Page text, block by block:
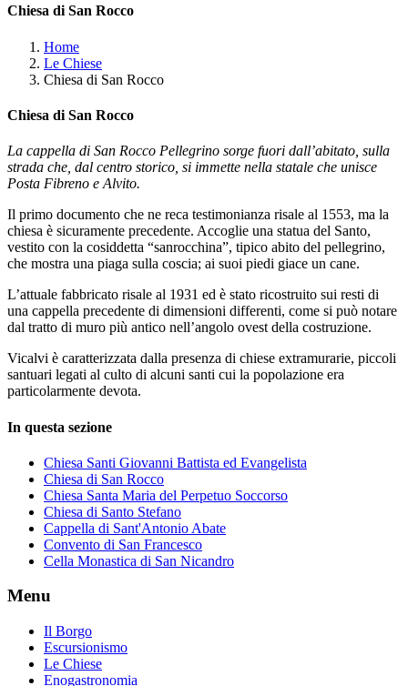
Chiesa di San Rocco
Home
Le Chiese
Chiesa di San Rocco
Chiesa di San Rocco
La cappella di San Rocco Pellegrino sorge fuori dall’abitato, sulla
strada che, dal centro storico, si immette nella statale che unisce
Posta Fibreno e Alvito.
Il primo documento che ne reca testimonianza risale al 1553, ma la
chiesa è sicuramente precedente. Accoglie una statua del Santo,
vestito con la cosiddetta “sanrocchina”, tipico abito del pellegrino,
che mostra una piaga sulla coscia; ai suoi piedi giace un cane.
L’attuale fabbricato risale al 1931 ed è stato ricostruito sui resti di
una cappella precedente di dimensioni differenti, come si può notare
dal tratto di muro più antico nell’angolo ovest della costruzione.
Vicalvi è caratterizzata dalla presenza di chiese extramurarie, piccoli
santuari legati al culto di alcuni santi cui la popolazione era
particolarmente devota.
In questa sezione
Chiesa Santi Giovanni Battista ed Evangelista
Chiesa di San Rocco
Chiesa Santa Maria del Perpetuo Soccorso
Chiesa di Santo Stefano
Cappella di Sant'Antonio Abate
Convento di San Francesco
Cella Monastica di San Nicandro
Menu
Il Borgo
Escursionismo
Le Chiese
Enogastronomia